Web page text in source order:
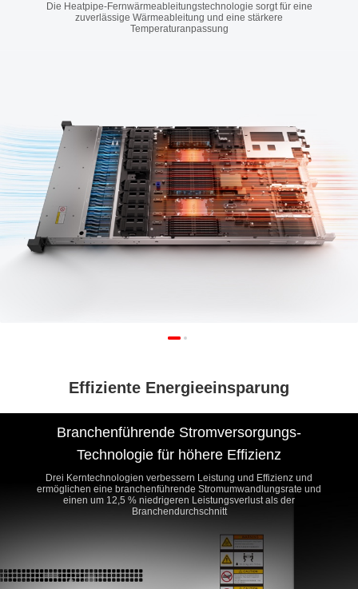
Die Heatpipe-Fernwärmeableitungstechnologie sorgt für eine
zuverlässige Wärmeableitung und eine stärkere
Temperaturanpassung
Effiziente Energieeinsparung
Branchenführende Stromversorgungs-
Technologie für höhere Effizienz
Drei Kerntechnologien verbessern Leistung und Effizienz und
ermöglichen eine branchenführende Stromumwandlungsrate und
einen um 12,5 % niedrigeren Leistungsverlust als der
Branchendurchschnitt